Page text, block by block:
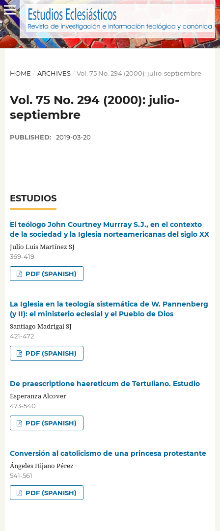
HOME / ARCHIVES / Vol. 75 No. 294 (2000): julio-septiembre
Vol. 75 No. 294 (2000): julio-
septiembre
PUBLISHED: 2019-03-20
ESTUDIOS
El teólogo John Courtney Murrray S.J., en el contexto
de la sociedad y la Iglesia norteamericanas del siglo XX
Julio Luis Martínez SJ
369-419
PDF (SPANISH)
La Iglesia en la teología sistemática de W. Pannenberg
(y II): el ministerio eclesial y el Pueblo de Dios
Santiago Madrigal SJ
421-472
PDF (SPANISH)
De praescriptione haereticum de Tertuliano. Estudio
Esperanza Alcover
473-540
PDF (SPANISH)
Conversión al catolicismo de una princesa protestante
Ángeles Hijano Pérez
541-561
PDF (SPANISH)